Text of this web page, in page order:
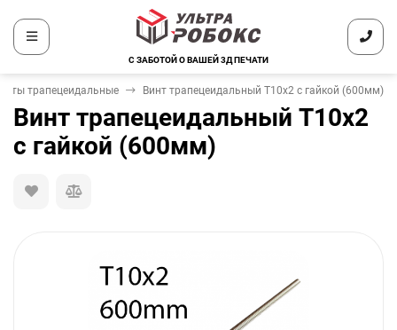
С ЗАБОТОЙ О ВАШЕЙ 3Д ПЕЧАТИ
трапецеидальные Винт трапецеидальный T10x2 с гайкой (600мм)
Винт трапецеидальный T10x2
с гайкой (600мм)